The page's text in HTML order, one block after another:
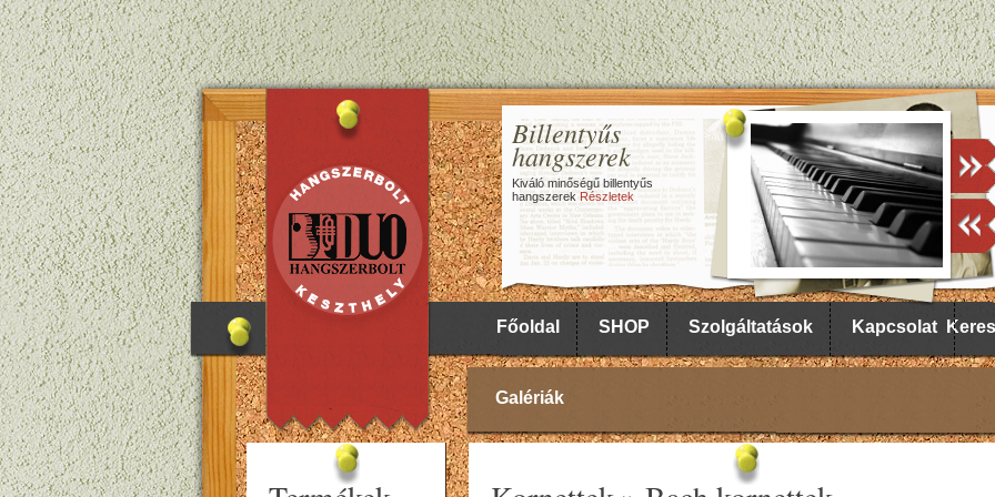
Billentyűs
hangszerek
Kiváló minőségű billentyűs
hangszerekRészletek
Főoldal SHOP Szolgáltatások Kapcsolat
Galériák